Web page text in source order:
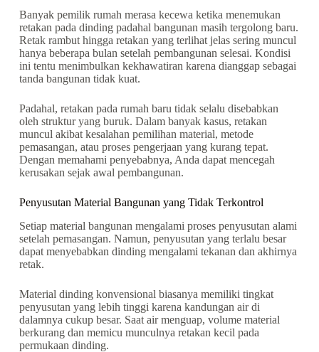
Banyak pemilik rumah merasa kecewa ketika menemukan
retakan pada dinding padahal bangunan masih tergolong baru.
Retak rambut hingga retakan yang terlihat jelas sering muncul
hanya beberapa bulan setelah pembangunan selesai. Kondisi
ini tentu menimbulkan kekhawatiran karena dianggap sebagai
tanda bangunan tidak kuat.
Padahal, retakan pada rumah baru tidak selalu disebabkan
oleh struktur yang buruk. Dalam banyak kasus, retakan
muncul akibat kesalahan pemilihan material, metode
pemasangan, atau proses pengerjaan yang kurang tepat.
Dengan memahami penyebabnya, Anda dapat mencegah
kerusakan sejak awal pembangunan.
Penyusutan Material Bangunan yang Tidak Terkontrol
Setiap material bangunan mengalami proses penyusutan alami
setelah pemasangan. Namun, penyusutan yang terlalu besar
dapat menyebabkan dinding mengalami tekanan dan akhirnya
retak.
Material dinding konvensional biasanya memiliki tingkat
penyusutan yang lebih tinggi karena kandungan air di
dalamnya cukup besar. Saat air menguap, volume material
berkurang dan memicu munculnya retakan kecil pada
permukaan dinding.